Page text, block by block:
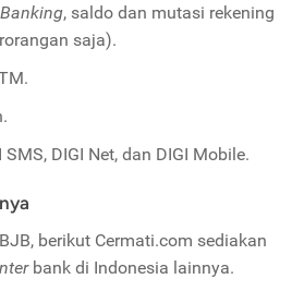
, saldo dan mutasi rekening
saja).
DIGI Net, dan DIGI Mobile.
berikut Cermati.com sediakan
bank di Indonesia lainnya.